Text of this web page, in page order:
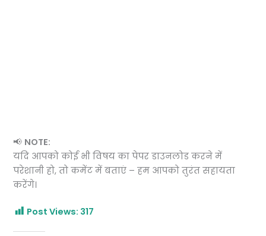
📢 NOTE:
यदि आपको कोई भी विषय का पेपर डाउनलोड करने में
परेशानी हो, तो कमेंट में बताएं – हम आपको तुरंत सहायता
करेंगे।
Post Views: 317